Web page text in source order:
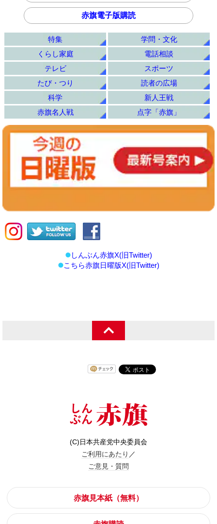
赤旗電子版購読
特集
学問・文化
くらし家庭
電話相談
テレビ
スポーツ
たび・つり
読者の広場
科学
新人王戦
赤旗名人戦
点字「赤旗」
しんぶん赤旗X(旧Twitter)
こちら赤旗日曜版X(旧Twitter)
(C)日本共産党中央委員会
ご利用にあたり ／
ご意見・質問
赤旗見本紙（無料）